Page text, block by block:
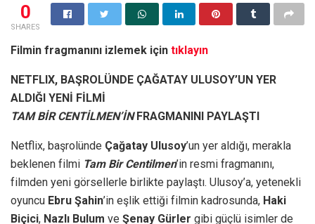
0
SHARES
Filmin fragmanını izlemek için tıklayın
NETFLIX, BAŞROLÜNDE ÇAĞATAY ULUSOY’UN YER
ALDIĞI YENİ FİLMİ
TAM BİR CENTİLMEN’İNFRAGMANINI PAYLAŞTI
Netflix, başrolünde Çağatay Ulusoy’un yer aldığı, merakla
beklenen filmi Tam Bir Centilmen’in resmi fragmanını,
filmden yeni görsellerle birlikte paylaştı. Ulusoy’a, yetenekli
oyuncu Ebru Şahin’in eşlik ettiği filmin kadrosunda, Haki
Biçici, Nazlı Bulum ve Şenay Gürler gibi güçlü isimler de